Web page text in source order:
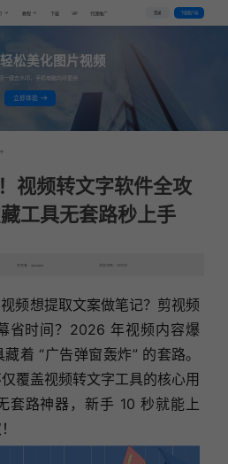
教程 下载 VIP 代理推广 登录 下载客户端
松美化图片视频
一键去水印，手机电脑均可使用
立即体验
视频转文字软件全攻
工具无套路秒上手
发表者：qianqian 浏览次数：2372次
频想提取文案做笔记？剪视频
省时间？2026 年视频内容爆
着 “广告弹窗轰炸” 的套路。
覆盖视频转文字工具的核心用
套路神器，新手 10 秒就能上